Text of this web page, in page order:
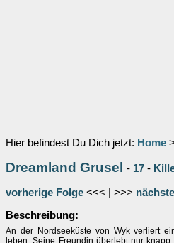
Hier befindest Du Dich jetzt: Home >
Dreamland Grusel - 17 -
vorherige Folge <<< | >>>
Beschreibung:
An der Nordseeküste von Wyk verliert
leben. Seine Freundin überlebt nur knapp